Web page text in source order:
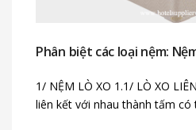
Login
Lost
Phân biệt các loại nệm:
1/ NỆM LÒ XO 1.1/ LÒ XO
liên kết với nhau thành tấm có